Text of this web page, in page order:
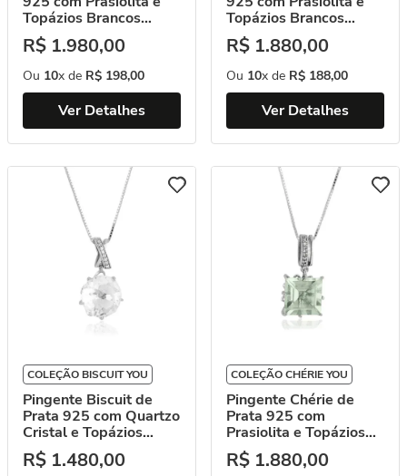
Topázios Brancos
(YOU by Maxior)
R$ 1.980,00
Ou 10x de R$ 198,00
Ver Detalhes
Topázios Brancos
(YOU by Maxior)
R$ 1.880,00
Ou 10x de R$ 188,00
Ver Detalhes
COLEÇÃO BISCUIT YOU
Pingente Biscuit de
Prata 925 com Quartzo
Cristal e Topázios
Brancos (YOU by
Maxior)
R$ 1.480,00
COLEÇÃO CHÉRIE YOU
Pingente Chérie de
Prata 925 com
Prasiolita e Topázios
Brancos (YOU by
Maxior)
R$ 1.880,00